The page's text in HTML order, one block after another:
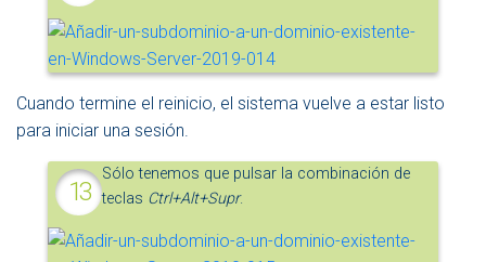
Cuando termine el reinicio, el sistema vuelve a estar listo
para iniciar una sesión.
Sólo tenemos que pulsar la combinación de
teclas Ctrl+Alt+Supr.